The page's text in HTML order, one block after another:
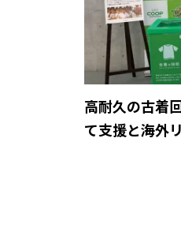
高耐久の古着
て支援と海外